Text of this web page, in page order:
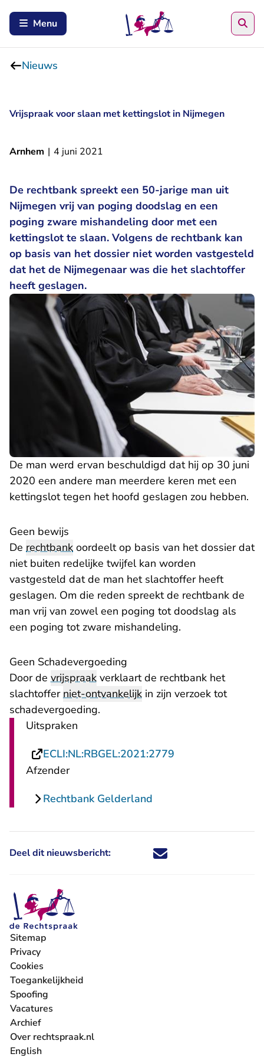
Menu
Nieuws
Vrijspraak voor slaan met kettingslot in Nijmegen
Arnhem | 4 juni 2021
De rechtbank spreekt een 50-jarige man uit
Nijmegen vrij van poging doodslag en een
poging zware mishandeling door met een
kettingslot te slaan. Volgens de rechtbank kan
op basis van het dossier niet worden vastgesteld
dat het de Nijmegenaar was die het slachtoffer
heeft geslagen.
De man werd ervan beschuldigd dat hij op 30 juni
2020 een andere man meerdere keren met een
kettingslot tegen het hoofd geslagen zou hebben.
​Geen bewijs
De rechtbank oordeelt op basis van het dossier dat
niet buiten redelijke twijfel kan worden
vastgesteld dat de man het slachtoffer heeft
geslagen. Om die reden spreekt de rechtbank de
man vrij van zowel een poging tot doodslag als
een poging tot zware mishandeling.
​Geen Schadevergoeding
Door de vrijspraak verklaart de rechtbank het
slachtofferniet-ontvankelijk in zijn verzoek tot
schadevergoeding.
Uitspraken
ECLI:NL:RBGEL:2021:2779
Afzender
Rechtbank Gelderland
Deel dit nieuwsbericht: Deel dit nieuwsbericht via X -
Deel dit nieuwsbericht via
Deel dit nieuwsbericht
Deel dit
Sitemap
Privacy
Cookies
Toegankelijkheid
Spoofing
Vacatures
- U verlaat Rechtspraak.nl
Archief
Over rechtspraak.nl
English